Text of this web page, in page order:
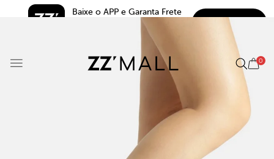
Baixe o APP e Garanta Frete
5.0
BAIXAR
0